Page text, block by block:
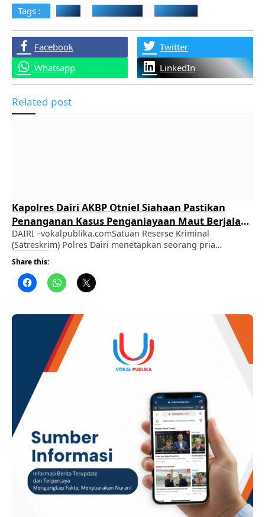
Tags : Banjir
Facebook
Twitter
Whatsapp
LinkedIn
Related post
Kapolres Dairi AKBP Otniel Siahaan Pastikan
Penanganan Kasus Penganiayaan Maut Berjalan
Transparan dan Profesional
DAIRI –vokalpublika.comSatuan Reserse Kriminal
(Satreskrim) Polres Dairi menetapkan seorang pria
berinisial CT (51), pemilik sebuah kafe di Desa Kuta Buluh,
Kecamatan Tanah Pinem, sebagai tersangka dalam perkara
dugaan tindak pidana pembunuhan dan/atau
penganiayaan yang mengakibatkan meninggal dunia.
berdasarkan hasil penyelidikan dan penyidikan Satreskrim
Polres Dairi atas laporan yang diterima pada …
Share this: